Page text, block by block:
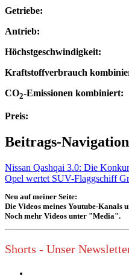
Getriebe:
Antrieb:
Kraftstoffverbrauch
CO2-Emissionen
Preis:
Beitrags-Navigation
Nissan Qashqai 3.0: Die
Opel wertet SUV-Flaggschiff
Neu auf meiner Seite:
Die Videos meines Youtube-Kanals
Noch mehr Videos unter "Media".
Shorts - Unser